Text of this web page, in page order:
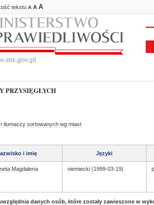
tekstu A A A
PRZYSIĘGŁYCH
tlumaczy sortowanych wg miast
i imię Języki
Magdalena niemiecki (1999-03-19)
danych osób, które zostały zawieszone w